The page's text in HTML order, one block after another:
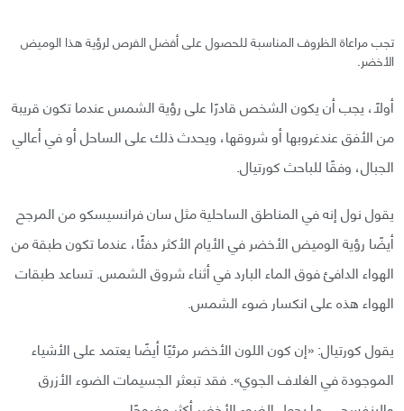
تجب مراعاة الظروف المناسبة للحصول على أفضل الفرص لرؤية هذا الوميض
الأخضر.
أولاً، يجب أن يكون الشخص قادرًا على رؤية الشمس عندما تكون قريبة
من الأفق عندغروبها أو شروقها، ويحدث ذلك على الساحل أو في أعالي
الجبال، وفقًا للباحث كورتيال.
يقول نول إنه في المناطق الساحلية مثل سان فرانسيسكو من المرجح
أيضًا رؤية الوميض الأخضر في الأيام الأكثر دفئًا، عندما تكون طبقة من
الهواء الدافئ فوق الماء البارد في أثناء شروق الشمس. تساعد طبقات
الهواء هذه على انكسار ضوء الشمس.
يقول كورتيال: «إن كون اللون الأخضر مرئيًا أيضًا يعتمد على الأشياء
الموجودة في الغلاف الجوي». فقد تبعثر الجسيمات الضوء الأزرق